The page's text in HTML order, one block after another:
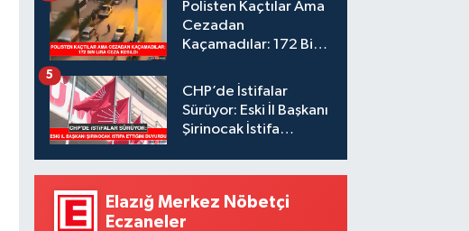
Polisten Kaçtılar Ama
Cezadan
Kaçamadılar: 172 Bin
CHP’de İstifalar
Sürüyor: Eski İl Başkanı
Şirinocak İstifa
5
Elazığ Merkez Nöbetçi
Eczaneler